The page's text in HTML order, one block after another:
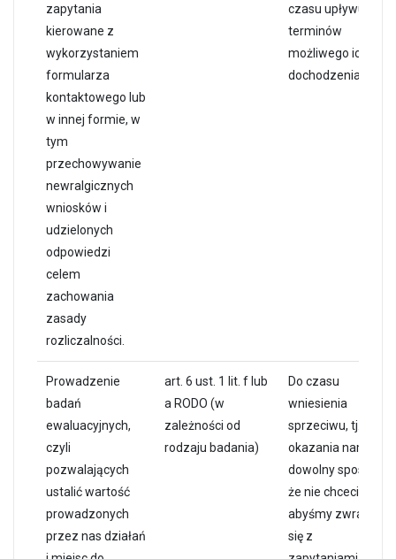
zapytania
kierowane z
wykorzystaniem
formularza
kontaktowego lub
w innej formie, w
tym
przechowywanie
newralgicznych
wniosków i
udzielonych
odpowiedzi
celem
zachowania
zasady
rozliczalności.
czasu upływu
terminów
możliwego ich
dochodzenia.
Prowadzenie
badań
ewaluacyjnych,
czyli
pozwalających
ustalić wartość
prowadzonych
przez nas działań
art. 6 ust. 1 lit. f lub
a RODO (w
zależności od
rodzaju badania)
Do czasu
wniesienia
sprzeciwu, tj.
okazania nam w
dowolny sposób,
że nie chcecie
abyśmy zwracali
się z